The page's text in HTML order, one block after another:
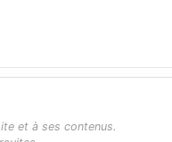
et à ses contenus.